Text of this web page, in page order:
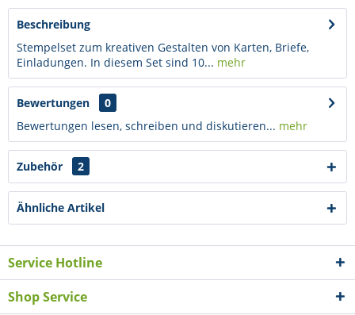
Beschreibung
Stempelset zum kreativen Gestalten von Karten, Briefe,
Einladungen. In diesem Set sind 10... mehr
Bewertungen
0
Bewertungen lesen, schreiben und diskutieren... mehr
Zubehör 2
Ähnliche Artikel
Service Hotline
Shop Service